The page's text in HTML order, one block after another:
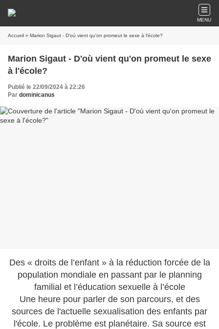
MENU
Accueil » Marion Sigaut - D'où vient qu'on promeut le sexe à l'école?
Marion Sigaut - D'où vient qu'on promeut le sexe
à l'école?
Publié le 22/09/2024 à 22:26
Par dominicanus
Des « droits de l’enfant » à la réduction forcée de la
population mondiale en passant par le planning
familial et l’éducation sexuelle à l’école
Une heure pour parler de son parcours, et des
sources de l'actuelle sexualisation des enfants par
l'école. Le problème est planétaire. Sa source est